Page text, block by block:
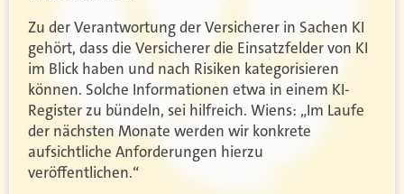
Zu der Verantwortung der Versicherer in Sachen KI
gehört, dass die Versicherer die Einsatzfelder von KI
im Blick haben und nach Risiken kategorisieren
können. Solche Informationen etwa in einem KI-
Register zu bündeln, sei hilfreich. Wiens: „Im Laufe
der nächsten Monate werden wir konkrete
aufsichtliche Anforderungen hierzu
veröffentlichen.“